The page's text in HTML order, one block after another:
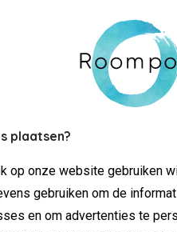
plaatsen?
op onze website gebruiken
gebruiken om de
en om advertenties te
km van het park